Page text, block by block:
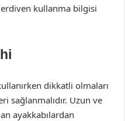
kullanma bilgisi
dikkatli olmaları
sağlanmalıdır. Uzun ve
ayakkabılardan